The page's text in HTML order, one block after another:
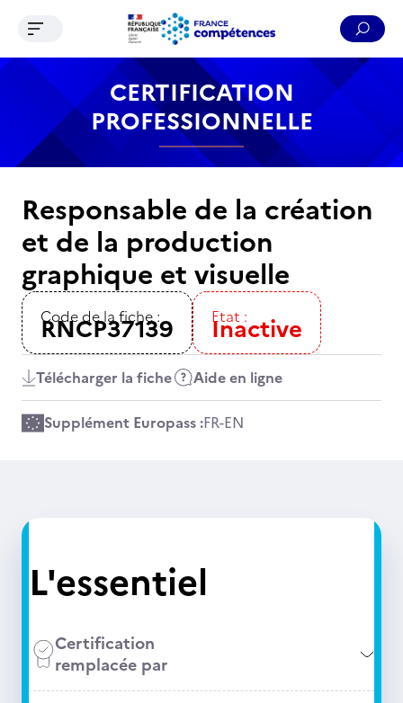
Contenu Recherche Menu Pied de page
Ouvrir le menu de navigation
CERTIFICATION
PROFESSIONNELLE
Responsable de la création
et de la production
graphique et visuelle
Code de la fiche :
RNCP37139 Etat :
Inactive
Télécharger la fiche Aide en ligne
Supplément Europass :FR-EN
L'essentiel
Certification
remplacée par